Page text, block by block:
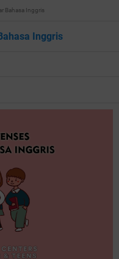
Bahasa Inggris
Inggris